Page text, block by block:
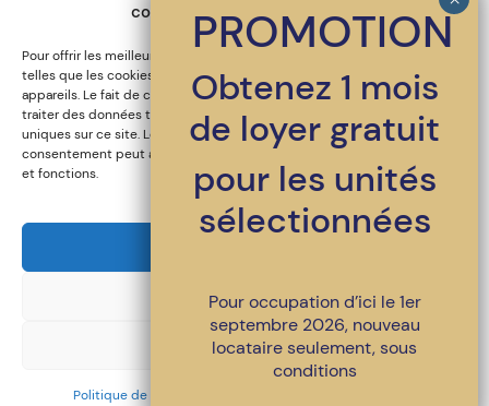
cookies
Pour offrir les meilleures expériences, nous utilisons des technologies
telles que les cookies pour stocker et/ou accéder aux informations des
appareils. Le fait de consentir à ces technologies nous permettra de
traiter des données telles que le comportement de navigation ou les ID
uniques sur ce site. Le fait de ne pas consentir ou de retirer son
consentement peut avoir un effet négatif sur certaines caractéristiques
et fonctions.
Refuser
Voir les préférences
Politique de protection des renseignements personnels
Inscrivez-vous a l'infolettre
LSR GesDev. Ensemble pour un milieu de vie
supérieur.
Politique de confidentialité et mentions légales
PROMOTION
Obtenez 1 mois
de loyer gratuit
pour les unités
sélectionnées
Pour occupation d’ici le 1er
septembre 2026, nouveau
locataire seulement, sous
conditions